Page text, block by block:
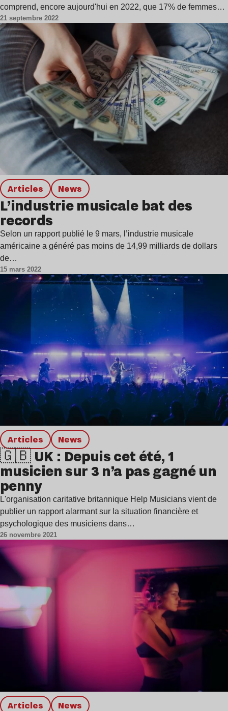
comprend, encore aujourd'hui en 2022, que 17% de femmes…
21 septembre 2022
Articles news
L’industrie musicale bat des
records
Selon un rapport publié le 9 mars, l’industrie musicale
américaine a généré pas moins de 14,99 milliards de dollars
de…
15 mars 2022
Articles news
🇬🇧 UK : Depuis cet été, 1
musicien sur 3 n’a pas gagné un
penny
L'organisation caritative britannique Help Musicians vient de
publier un rapport alarmant sur la situation financière et
psychologique des musiciens dans…
26 novembre 2021
Articles news